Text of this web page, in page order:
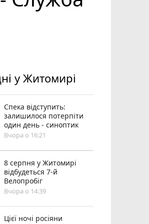
у Житомирі
Спека відступить:
залишилося потерпіти
один день - синоптик
Вчора о 16:21
8 серпня у Житомирі
відбудеться 7-й
Велопробіг
Вчора о 14:39
Цієї ночі росіяни